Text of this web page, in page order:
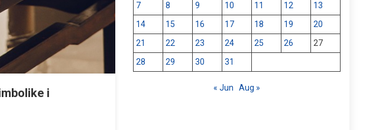
i
7
8 9 10 11 12
13
14
15 16 17 18 19
20
21
22 23 24 25 26
27
28
29 30 31
« Jun Aug »